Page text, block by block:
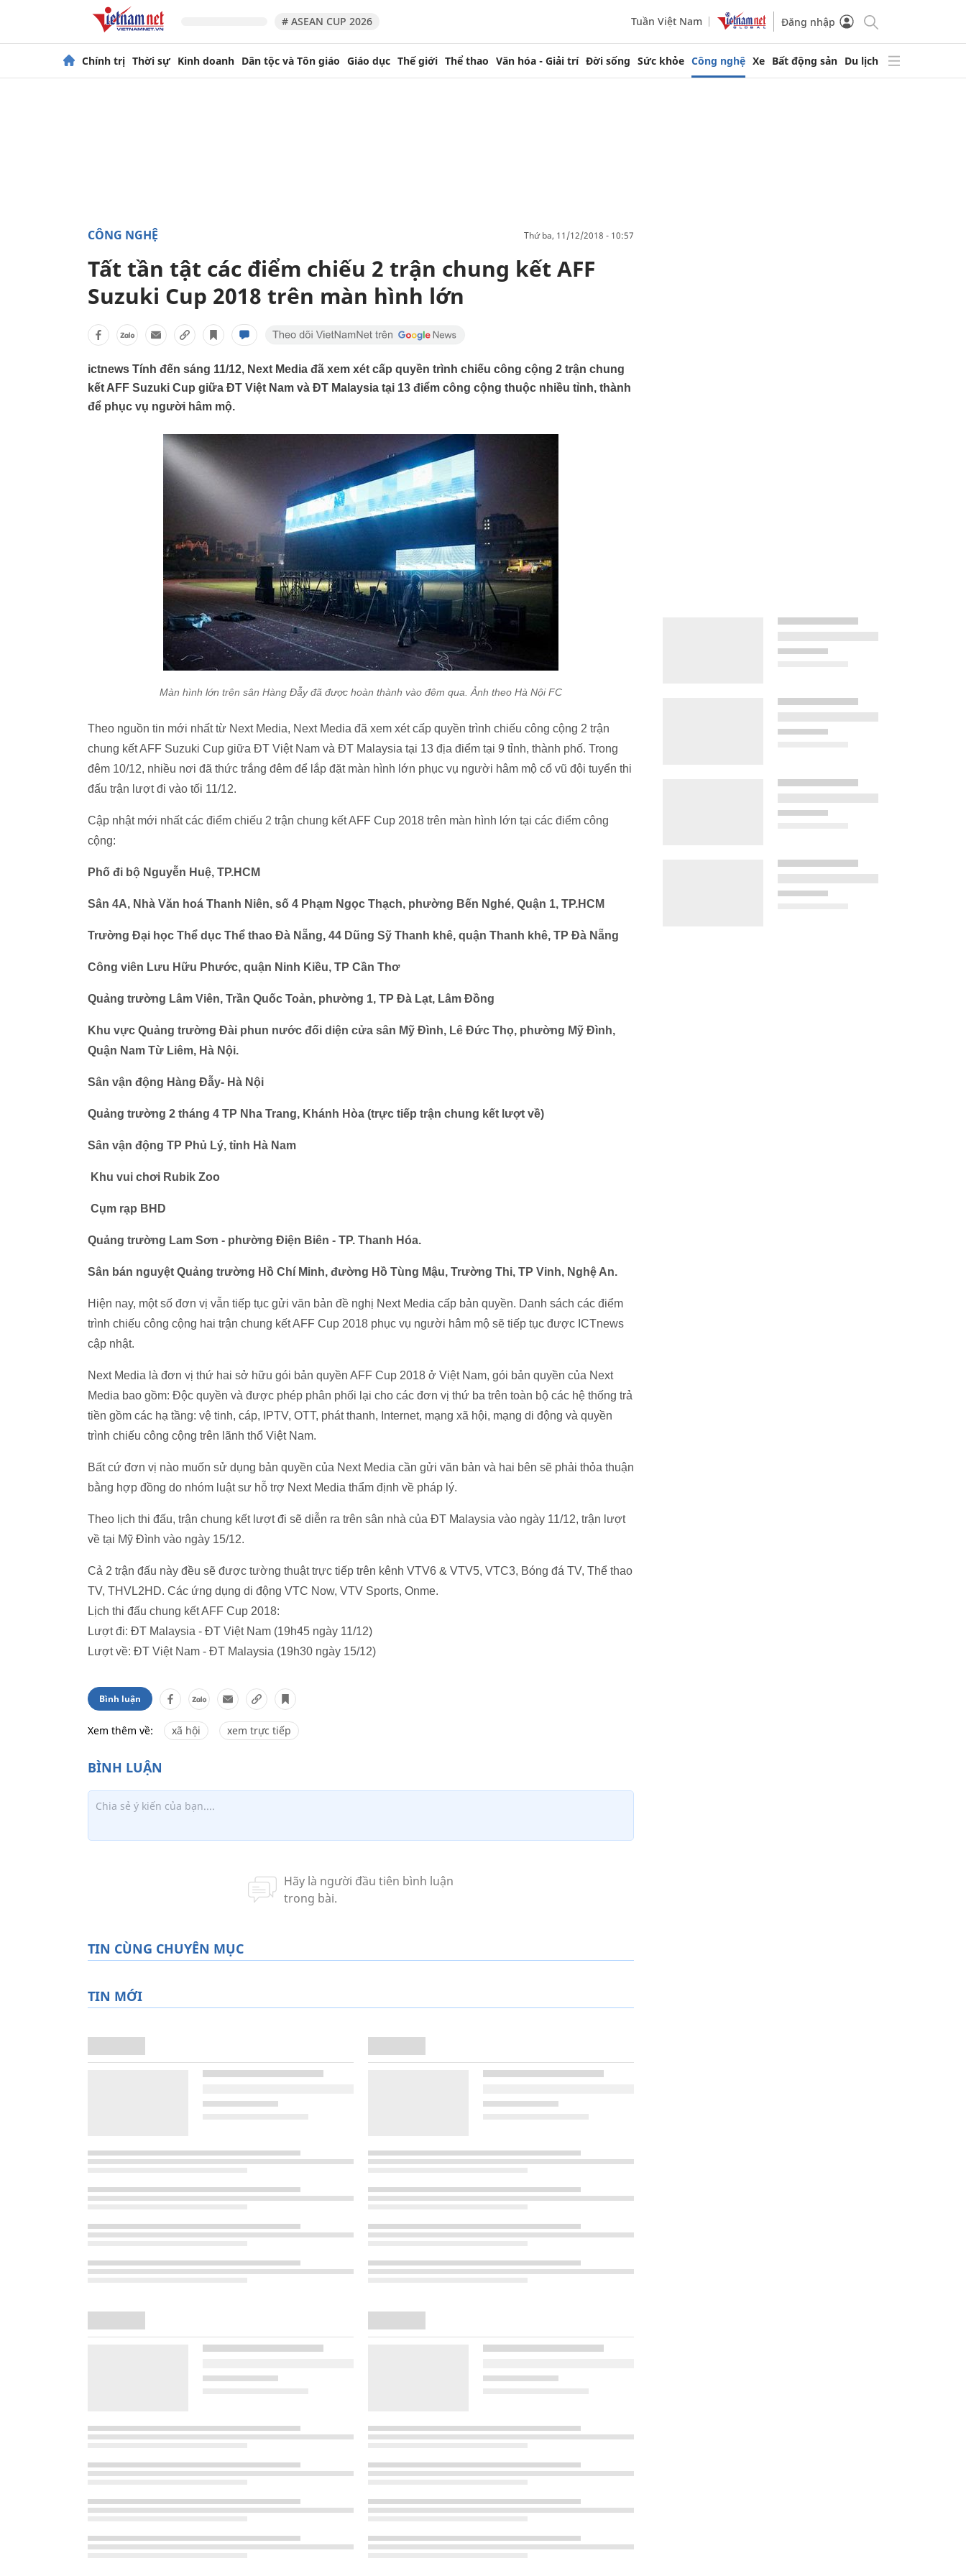
# ASEAN CUP 2026 Tuần Việt Nam Đăng nhập
Chính trị Thời sự Kinh doanh Dân tộc và Tôn giáo Giáo dục Thế giới Thể thao Văn hóa - Giải trí Đời sống Sức khỏe Công nghệ Xe Bất động sản Du lịch
CÔNG NGHỆ thứ ba, 11/12/2018 - 10:57
Tất tần tật các điểm chiếu 2 trận chung kết AFF
Suzuki Cup 2018 trên màn hình lớn
ictnews Tính đến sáng 11/12, Next Media đã xem xét cấp quyền trình chiếu công cộng 2 trận chung
kết AFF Suzuki Cup giữa ĐT Việt Nam và ĐT Malaysia tại 13 điểm công cộng thuộc nhiều tỉnh, thành
để phục vụ người hâm mộ.
Màn hình lớn trên sân Hàng Đẫy đã được hoàn thành vào đêm qua. Ảnh theo Hà Nội FC
Theo nguồn tin mới nhất từ Next Media, Next Media đã xem xét cấp quyền trình chiếu công cộng 2 trận
chung kết AFF Suzuki Cup giữa ĐT Việt Nam và ĐT Malaysia tại 13 địa điểm tại 9 tỉnh, thành phố. Trong
đêm 10/12, nhiều nơi đã thức trắng đêm để lắp đặt màn hình lớn phục vụ người hâm mộ cổ vũ đội tuyển thi
đấu trận lượt đi vào tối 11/12.
Cập nhật mới nhất các điểm chiếu 2 trận chung kết AFF Cup 2018 trên màn hình lớn tại các điểm công
cộng:
Phố đi bộ Nguyễn Huệ, TP.HCM
Sân 4A, Nhà Văn hoá Thanh Niên, số 4 Phạm Ngọc Thạch, phường Bến Nghé, Quận 1, TP.HCM
Trường Đại học Thể dục Thể thao Đà Nẵng, 44 Dũng Sỹ Thanh khê, quận Thanh khê, TP Đà Nẵng
Công viên Lưu Hữu Phước, quận Ninh Kiều, TP Cần Thơ
Quảng trường Lâm Viên, Trần Quốc Toản, phường 1, TP Đà Lạt, Lâm Đồng
Khu vực Quảng trường Đài phun nước đối diện cửa sân Mỹ Đình, Lê Đức Thọ, phường Mỹ Đình,
Quận Nam Từ Liêm, Hà Nội.
Sân vận động Hàng Đẫy- Hà Nội
Quảng trường 2 tháng 4 TP Nha Trang, Khánh Hòa (trực tiếp trận chung kết lượt về)
Sân vận động TP Phủ Lý, tỉnh Hà Nam
Khu vui chơi Rubik Zoo
Cụm rạp BHD
Quảng trường Lam Sơn - phường Điện Biên - TP. Thanh Hóa.
Sân bán nguyệt Quảng trường Hồ Chí Minh, đường Hồ Tùng Mậu, Trường Thi, TP Vinh, Nghệ An.
Hiện nay, một số đơn vị vẫn tiếp tục gửi văn bản đề nghị Next Media cấp bản quyền. Danh sách các điểm
trình chiếu công cộng hai trận chung kết AFF Cup 2018 phục vụ người hâm mộ sẽ tiếp tục được ICTnews
cập nhật.
Next Media là đơn vị thứ hai sở hữu gói bản quyền AFF Cup 2018 ở Việt Nam, gói bản quyền của Next
Media bao gồm: Độc quyền và được phép phân phối lại cho các đơn vị thứ ba trên toàn bộ các hệ thống trả
tiền gồm các hạ tầng: vệ tinh, cáp, IPTV, OTT, phát thanh, Internet, mạng xã hội, mạng di động và quyền
trình chiếu công cộng trên lãnh thổ Việt Nam.
Bất cứ đơn vị nào muốn sử dụng bản quyền của Next Media cần gửi văn bản và hai bên sẽ phải thỏa thuận
bằng hợp đồng do nhóm luật sư hỗ trợ Next Media thẩm định về pháp lý.
Theo lịch thi đấu, trận chung kết lượt đi sẽ diễn ra trên sân nhà của ĐT Malaysia vào ngày 11/12, trận lượt
về tại Mỹ Đình vào ngày 15/12.
Cả 2 trận đấu này đều sẽ được tường thuật trực tiếp trên kênh VTV6 & VTV5, VTC3, Bóng đá TV, Thể thao
TV, THVL2HD. Các ứng dụng di động VTC Now, VTV Sports, Onme.
Lịch thi đấu chung kết AFF Cup 2018:
Lượt đi: ĐT Malaysia - ĐT Việt Nam (19h45 ngày 11/12)
Lượt về: ĐT Việt Nam - ĐT Malaysia (19h30 ngày 15/12)
Bình luận
Xem thêm về: xã hội xem trực tiếp
TIN CÙNG CHUYÊN MỤC
TIN MỚI